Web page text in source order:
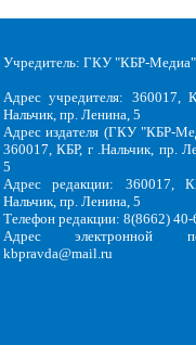
Учредитель: ГКУ "КБР-Медиа"
Адрес учредителя: 360017,
Нальчик, пр. Ленина, 5
Адрес издателя (ГКУ "КБР-
360017, КБР, г .Нальчик, пр.
5
Адрес редакции: 360017,
Нальчик, пр. Ленина, 5
Телефон редакции: 8(8662)
Адрес электронной
kbpravda@mail.ru